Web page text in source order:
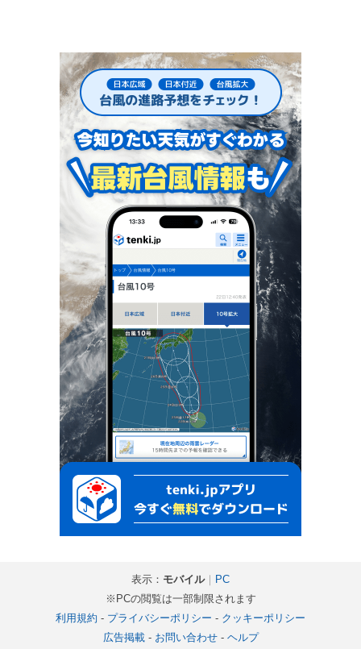
表示： モバイル｜
PC
※PCの閲覧は一部制限されます
利用規約 - プライバシーポリシー - クッキーポリシー
広告掲載- お問い合わせ- ヘルプ